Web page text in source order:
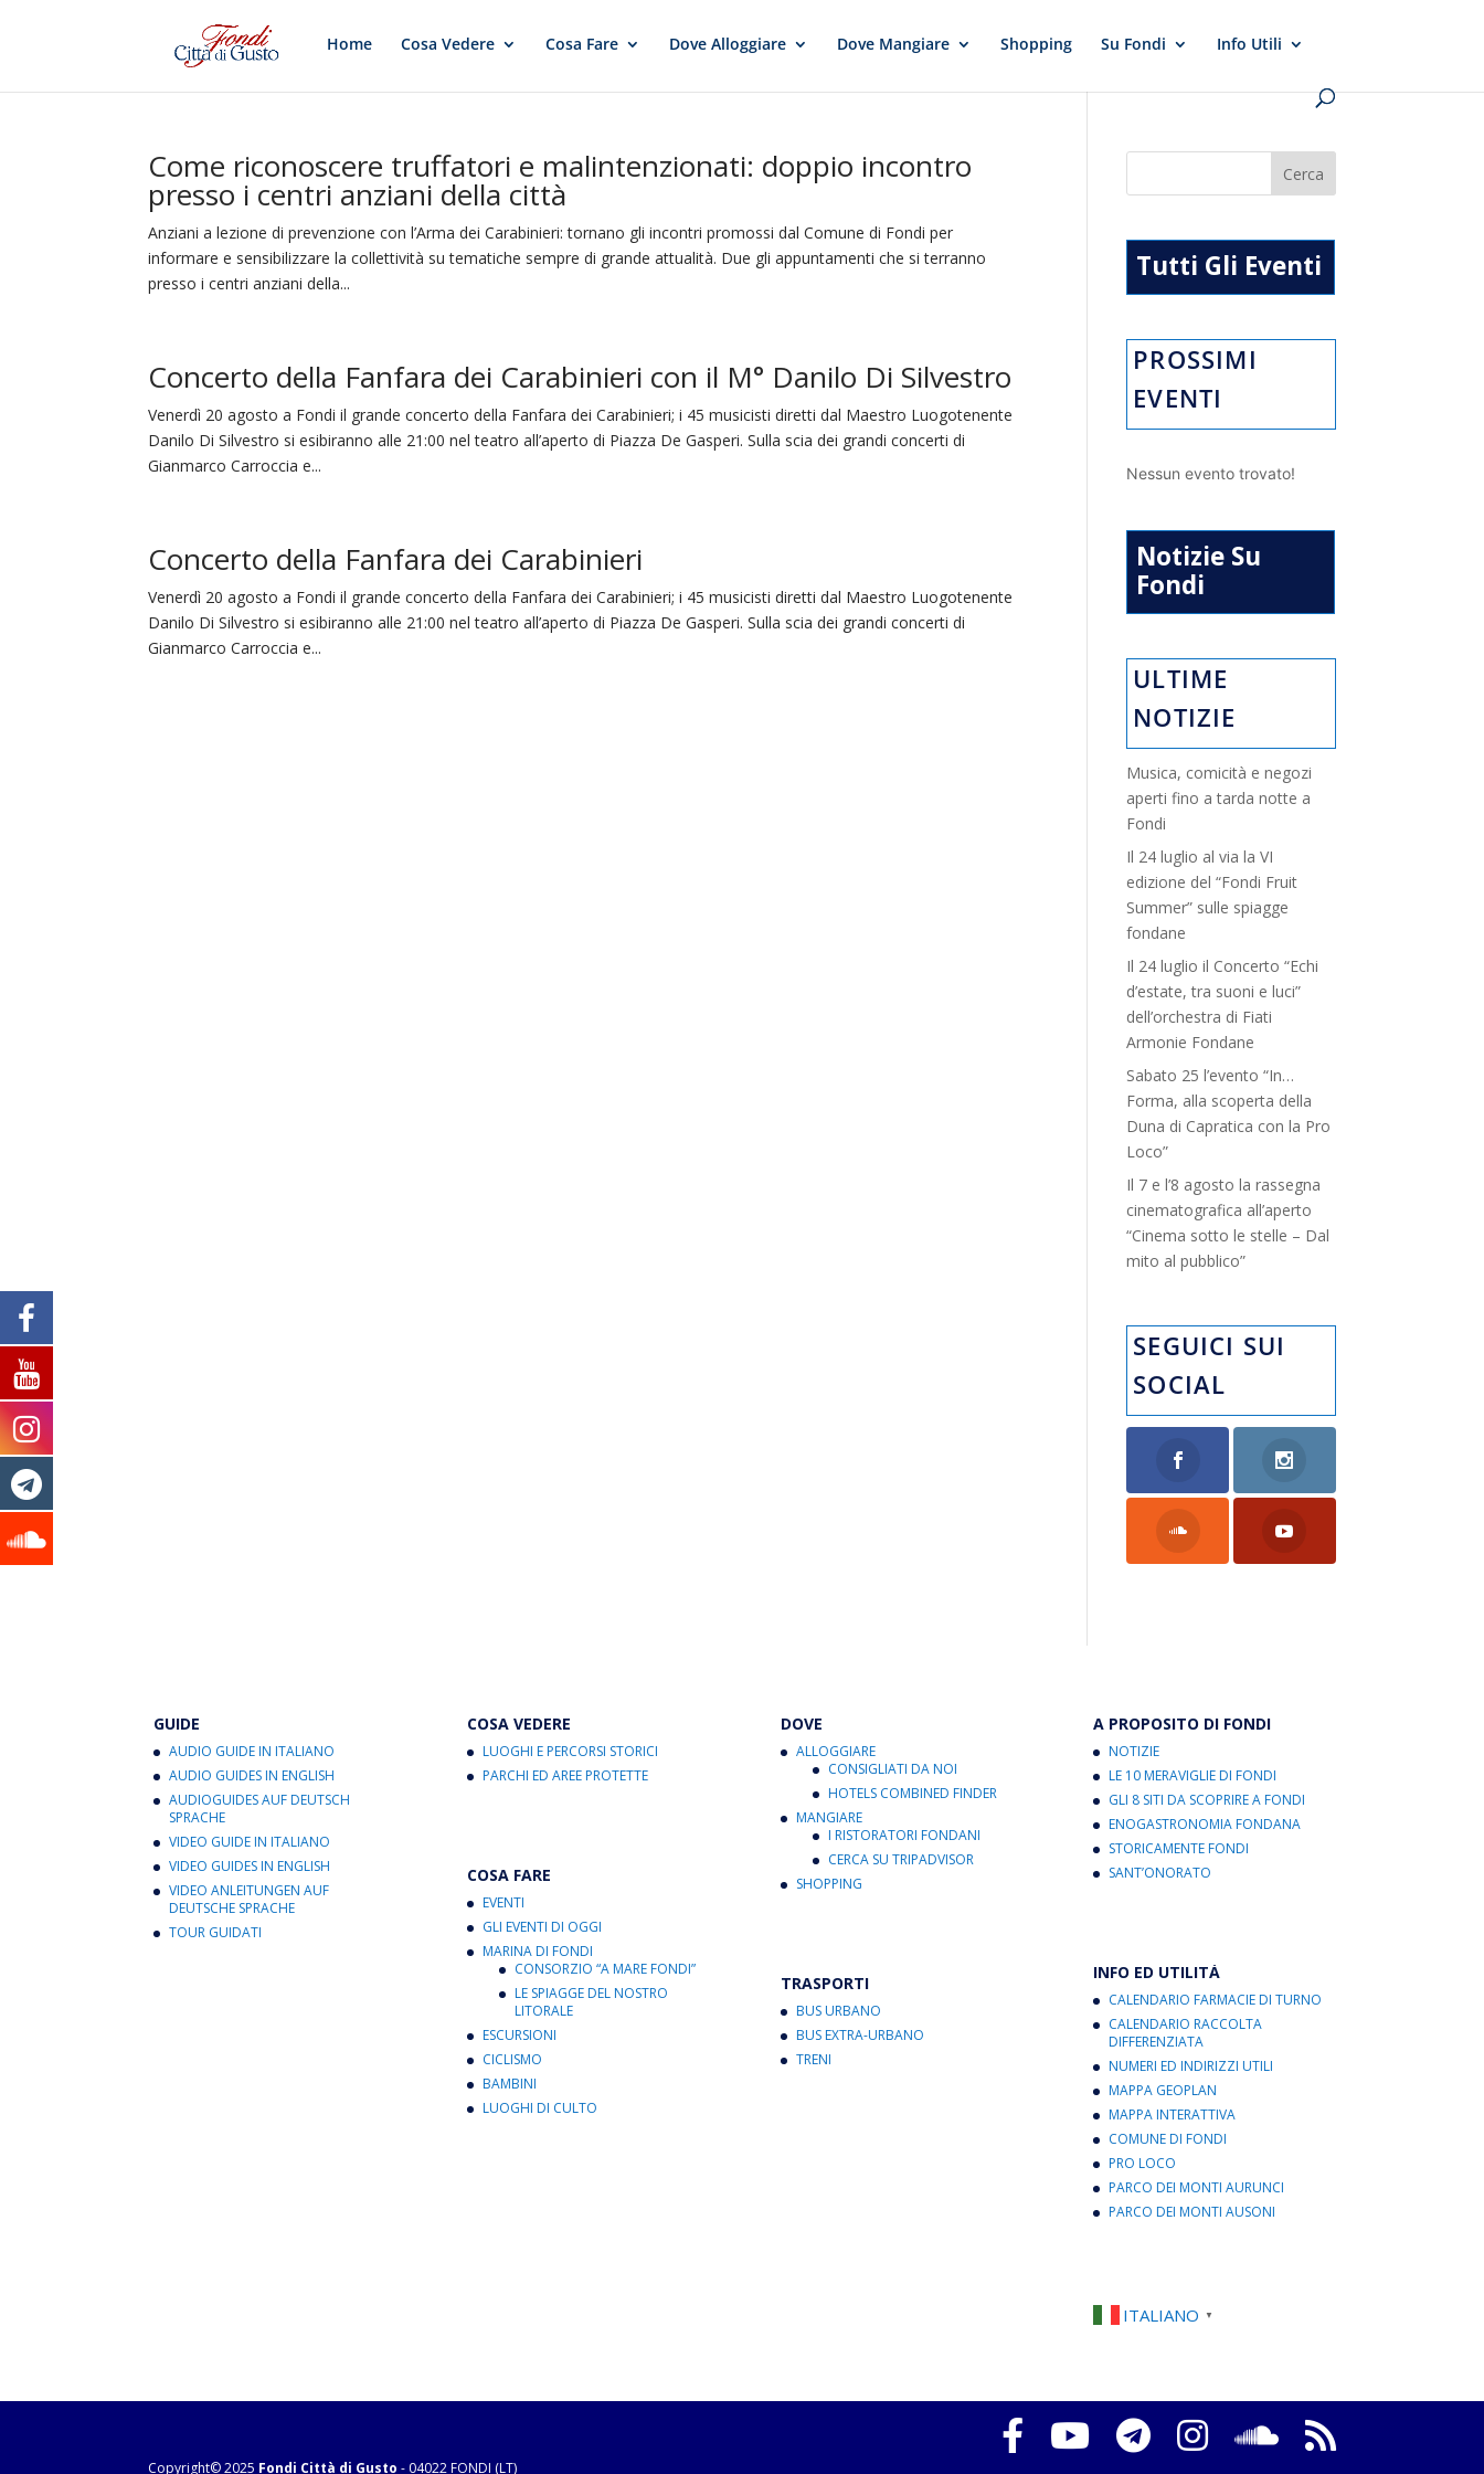
Home Cosa Vedere Cosa Fare Dove Alloggiare Dove Mangiare Shopping Su Fondi Info Utili
Come riconoscere truffatori e malintenzionati: doppio incontro
presso i centri anziani della città
Anziani a lezione di prevenzione con l’Arma dei Carabinieri: tornano gli incontri promossi dal Comune di Fondi per
informare e sensibilizzare la collettività su tematiche sempre di grande attualità. Due gli appuntamenti che si terranno
presso i centri anziani della...
Concerto della Fanfara dei Carabinieri con il M° Danilo Di Silvestro
Venerdì 20 agosto a Fondi il grande concerto della Fanfara dei Carabinieri; i 45 musicisti diretti dal Maestro Luogotenente
Danilo Di Silvestro si esibiranno alle 21:00 nel teatro all’aperto di Piazza De Gasperi. Sulla scia dei grandi concerti di
Gianmarco Carroccia e...
Concerto della Fanfara dei Carabinieri
Venerdì 20 agosto a Fondi il grande concerto della Fanfara dei Carabinieri; i 45 musicisti diretti dal Maestro Luogotenente
Danilo Di Silvestro si esibiranno alle 21:00 nel teatro all’aperto di Piazza De Gasperi. Sulla scia dei grandi concerti di
Gianmarco Carroccia e...
Tutti Gli Eventi
PROSSIMI
EVENTI
Nessun evento trovato!
Notizie Su
Fondi
ULTIME
NOTIZIE
Musica, comicità e negozi
aperti fino a tarda notte a
Fondi
Il 24 luglio al via la VI
edizione del “Fondi Fruit
Summer” sulle spiagge
fondane
Il 24 luglio il Concerto “Echi
d’estate, tra suoni e luci”
dell’orchestra di Fiati
Armonie Fondane
Sabato 25 l’evento “In…
Forma, alla scoperta della
Duna di Capratica con la Pro
Loco”
Il 7 e l’8 agosto la rassegna
cinematografica all’aperto
“Cinema sotto le stelle – Dal
mito al pubblico”
SEGUICI SUI
SOCIAL
GUIDE
AUDIO GUIDE IN ITALIANO
AUDIO GUIDES IN ENGLISH
AUDIOGUIDES AUF DEUTSCH
SPRACHE
VIDEO GUIDE IN ITALIANO
VIDEO GUIDES IN ENGLISH
VIDEO ANLEITUNGEN AUF
DEUTSCHE SPRACHE
TOUR GUIDATI
COSA VEDERE
LUOGHI E PERCORSI STORICI
PARCHI ED AREE PROTETTE
COSA FARE
EVENTI
GLI EVENTI DI OGGI
MARINA DI FONDI
CONSORZIO “A MARE FONDI”
LE SPIAGGE DEL NOSTRO
LITORALE
ESCURSIONI
CICLISMO
BAMBINI
LUOGHI DI CULTO
DOVE
ALLOGGIARE
CONSIGLIATI DA NOI
HOTELS COMBINED FINDER
MANGIARE
I RISTORATORI FONDANI
CERCA SU TRIPADVISOR
SHOPPING
TRASPORTI
BUS URBANO
BUS EXTRA-URBANO
TRENI
A PROPOSITO DI FONDI
NOTIZIE
LE 10 MERAVIGLIE DI FONDI
GLI 8 SITI DA SCOPRIRE A FONDI
ENOGASTRONOMIA FONDANA
STORICAMENTE FONDI
SANT’ONORATO
INFO ED UTILITÀ
CALENDARIO FARMACIE DI TURNO
CALENDARIO RACCOLTA
DIFFERENZIATA
NUMERI ED INDIRIZZI UTILI
MAPPA GEOPLAN
MAPPA INTERATTIVA
COMUNE DI FONDI
PRO LOCO
PARCO DEI MONTI AURUNCI
PARCO DEI MONTI AUSONI
ITALIANO ▼
Copyright© 2025 Fondi Città di Gusto - 04022 FONDI (LT)